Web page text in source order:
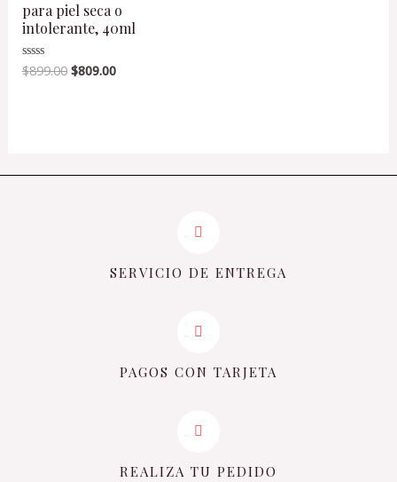
para piel seca o
intolerante, 40ml
Valorado
en
$899.00 $809.00
SERVICIO DE ENTREGA
PAGOS CON TARJETA
REALIZA TU PEDIDO